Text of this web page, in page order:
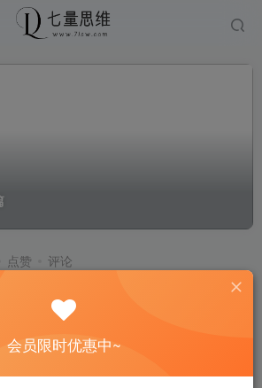
点赞 评论
矩阵起号实操线下课：拆解行业真实案
例，学会团队矩阵高效运营打法
福缘网
会员限时优惠中~